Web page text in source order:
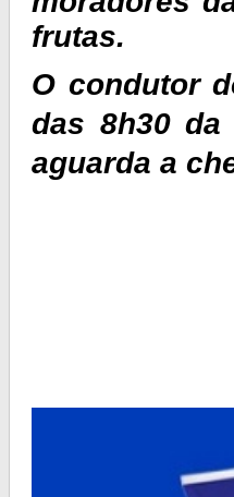
frutas.
O condutor
das 8h30
aguarda a